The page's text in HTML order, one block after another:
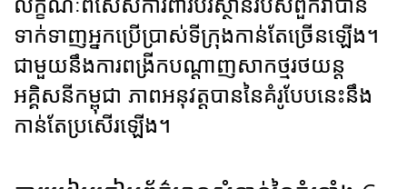
ទាក់ទាញអ្នកប្រើប្រាស់ទីក្រុងកាន់តែច្រើនឡើង។
ជាមួយនឹងការពង្រីកបណ្តាញសាកថ្មរថយន្ត
អគ្គិសនីកម្ពុជា ភាពអនុវត្តបាននៃគំរូបែបនេះនឹង
កាន់តែប្រសើរឡើង។